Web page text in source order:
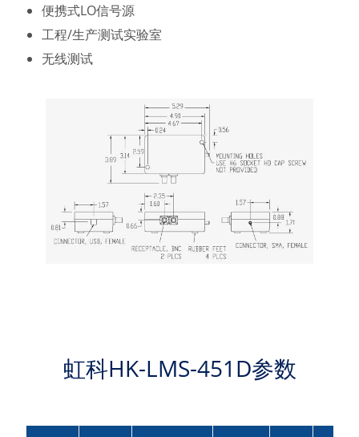
便携式LO信号源
工程/生产测试实验室
无线测试
虹科HK-LMS-451D参数